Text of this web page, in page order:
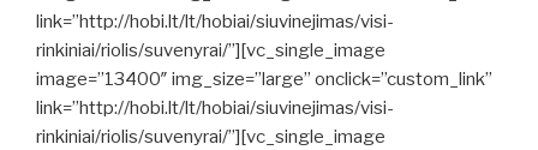
link=”http://hobi.lt/lt/hobiai/siuvinejimas/visi-
rinkiniai/riolis/suvenyrai/”][vc_single_image
image=”13400″ img_size=”large” onclick=”custom_link”
link=”http://hobi.lt/lt/hobiai/siuvinejimas/visi-
rinkiniai/riolis/suvenyrai/”][vc_single_image